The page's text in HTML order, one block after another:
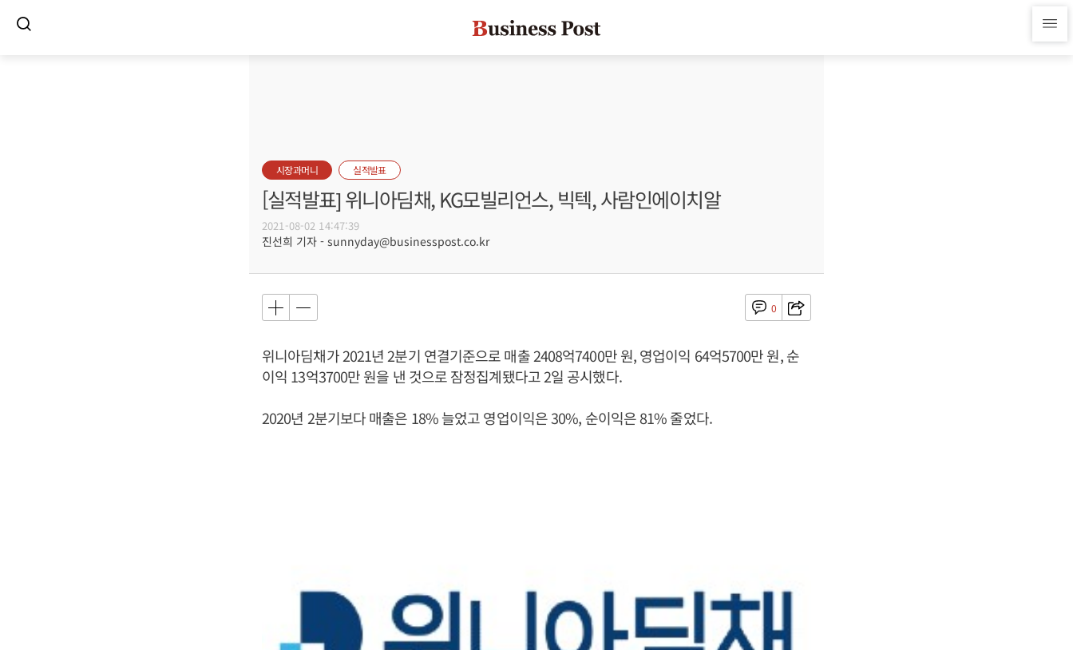
시장과머니 실적발표
[실적발표] 위니아딤채, KG모빌리언스, 빅텍, 사람인에이치알
2021-08-02 14:47:39
진선희 기자 - sunnyday@businesspost.co.kr
0
위니아딤채가 2021년 2분기 연결기준으로 매출 2408억7400만 원, 영업이익 64억5700만 원, 순
이익 13억3700만 원을 낸 것으로 잠정집계됐다고 2일 공시했다.
2020년 2분기보다 매출은 18% 늘었고 영업이익은 30%, 순이익은 81% 줄었다.